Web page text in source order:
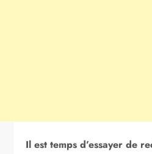
Il est temps d’essayer de